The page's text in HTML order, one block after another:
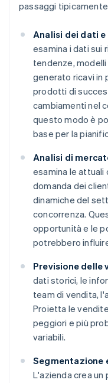
passaggi
Analisi dei dati
esamina i dati sui
tendenze,
generato ricavi in
prodotti di
cambiamenti nel
questo modo è
base per la
Analisi di
esamina le attuali
domanda dei
dinamiche del
concorrenza.
opportunità e le
potrebbero
Previsione delle
dati storici, le
team di vendita,
Proietta le
peggiori e più
variabili.
Segmentazione
L'azienda crea un